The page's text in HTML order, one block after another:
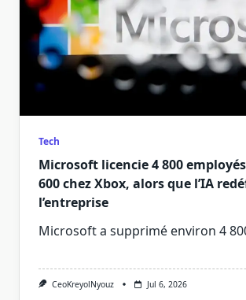
Tech
Microsoft licencie 4 800
600 chez Xbox, alors que l’IA
l’entreprise
Microsoft a supprimé environ 4
CeoKreyolNyouz Jul 6, 2026